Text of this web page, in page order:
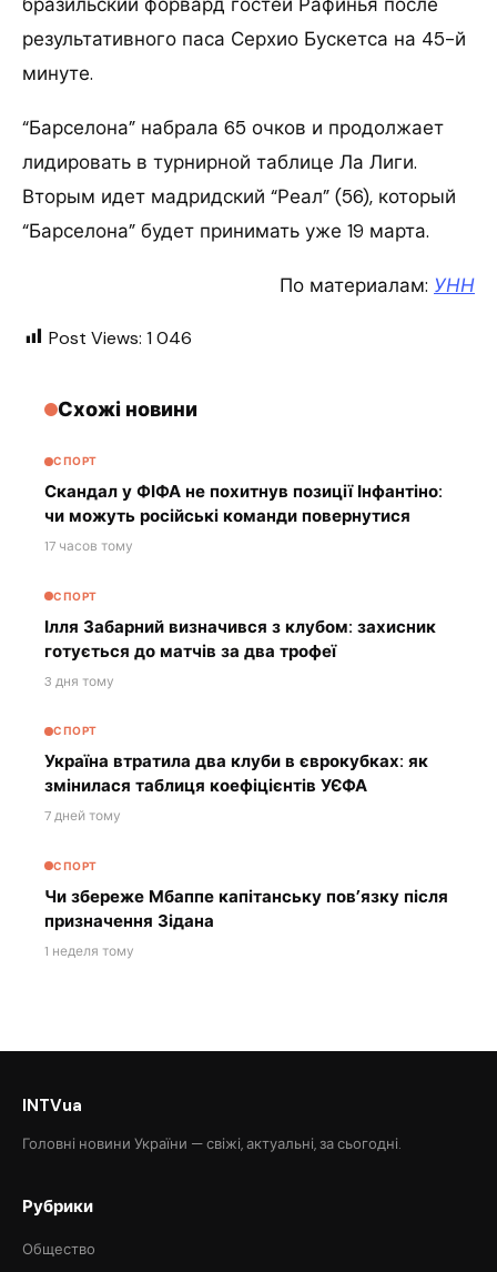
результативного паса Серхио Бускетса на 45-й
минуте.
“Барселона” набрала 65 очков и продолжает
лидировать в турнирной таблице Ла Лиги.
Вторым идет мадридский “Реал” (56), который
“Барселона” будет принимать уже 19 марта.
По материалам: УНН
Post Views: 1 046
Схожі новини
СПОРТ
Скандал у ФІФА не похитнув позиції Інфантіно:
чи можуть російські команди повернутися
17 часов тому
СПОРТ
Ілля Забарний визначився з клубом: захисник
готується до матчів за два трофеї
3 дня тому
СПОРТ
Україна втратила два клуби в єврокубках: як
змінилася таблиця коефіцієнтів УЄФА
7 дней тому
СПОРТ
Чи збереже Мбаппе капітанську пов’язку після
призначення Зідана
1 неделя тому
INTVua
Головні новини України — свіжі, актуальні, за сьогодні.
Рубрики
Общество